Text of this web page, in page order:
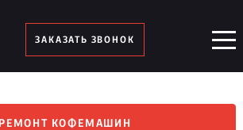
ЗАКАЗАТЬ ЗВОНОК
РЕМОНТ КОФЕМАШИН